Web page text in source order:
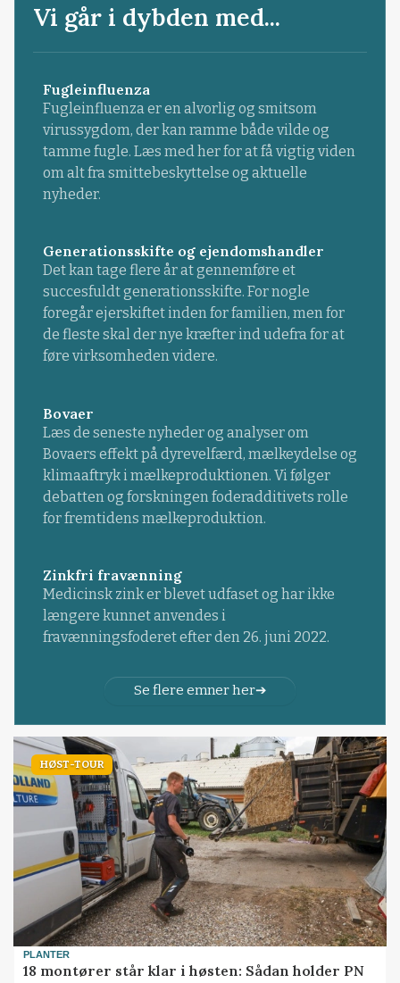
Vi går i dybden med...
Fugleinfluenza
Fugleinfluenza er en alvorlig og smitsom
virussygdom, der kan ramme både vilde og
tamme fugle. Læs med her for at få vigtig viden
om alt fra smittebeskyttelse og aktuelle
nyheder.
Generationsskifte og ejendomshandler
Det kan tage flere år at gennemføre et
succesfuldt generationsskifte. For nogle
foregår ejerskiftet inden for familien, men for
de fleste skal der nye kræfter ind udefra for at
føre virksomheden videre.
Bovaer
Læs de seneste nyheder og analyser om
Bovaers effekt på dyrevelfærd, mælkeydelse og
klimaaftryk i mælkeproduktionen. Vi følger
debatten og forskningen foderadditivets rolle
for fremtidens mælkeproduktion.
Zinkfri fravænning
Medicinsk zink er blevet udfaset og har ikke
længere kunnet anvendes i
fravænningsfoderet efter den 26. juni 2022.
Se flere emner her
HØST-TOUR
PLANTER
18 montører står klar i høsten: Sådan holder PN